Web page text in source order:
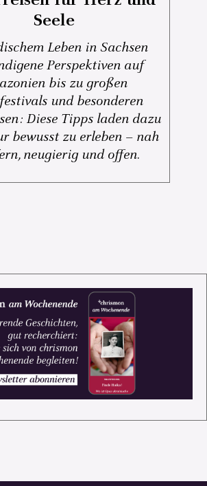
Seele
Leben in Sachsen
Perspektiven auf
bis zu großen
und besonderen
Diese Tipps laden dazu
bewusst zu erleben – nah
neugierig und offen.